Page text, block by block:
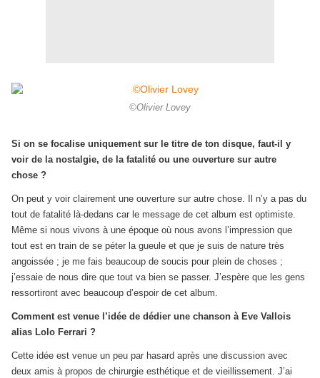
©Olivier Lovey
Si on se focalise uniquement sur le titre de ton disque, faut-il y
voir de la nostalgie, de la fatalité ou une ouverture sur autre
chose ?
On peut y voir clairement une ouverture sur autre chose. Il n’y a pas du
tout de fatalité là-dedans car le message de cet album est optimiste.
Même si nous vivons à une époque où nous avons l’impression que
tout est en train de se péter la gueule et que je suis de nature très
angoissée ; je me fais beaucoup de soucis pour plein de choses ;
j’essaie de nous dire que tout va bien se passer. J’espère que les gens
ressortiront avec beaucoup d’espoir de cet album.
Comment est venue l’idée de dédier une chanson à Eve Vallois
alias Lolo Ferrari ?
Cette idée est venue un peu par hasard après une discussion avec
deux amis à propos de chirurgie esthétique et de vieillissement. J’ai